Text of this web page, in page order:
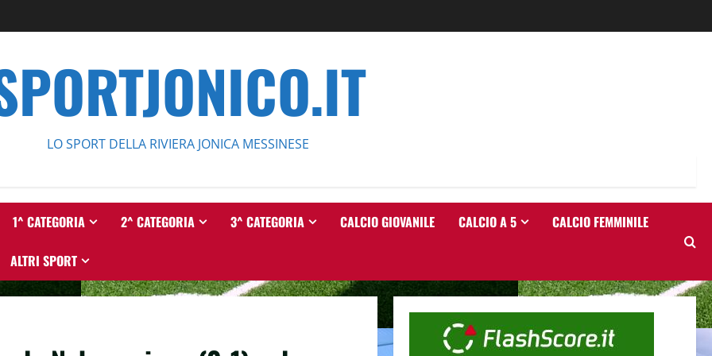
LO SPORT DELLA RIVIERA JONICA MESSINESE
1^ CATEGORIA 2^ CATEGORIA 3^ CATEGORIA CALCIO GIOVANILE CALCIO A 5 CALCIO FEMMINILE
ALTRI SPORT